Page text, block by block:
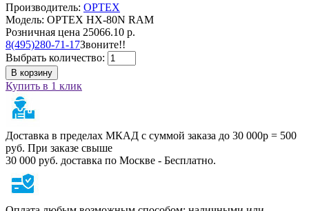
Производитель: OPTEX
Модель: OPTEX HX-80N RAM
Розничная цена 25066.10 р.
8(495)280-71-17Звоните!!
Выбрать количество:
В корзину
Купить в 1 клик
Доставка в пределах МКАД с суммой заказа до 30 000р = 500
руб. При заказе свыше
30 000 руб. доставка по Москве - Бесплатно.